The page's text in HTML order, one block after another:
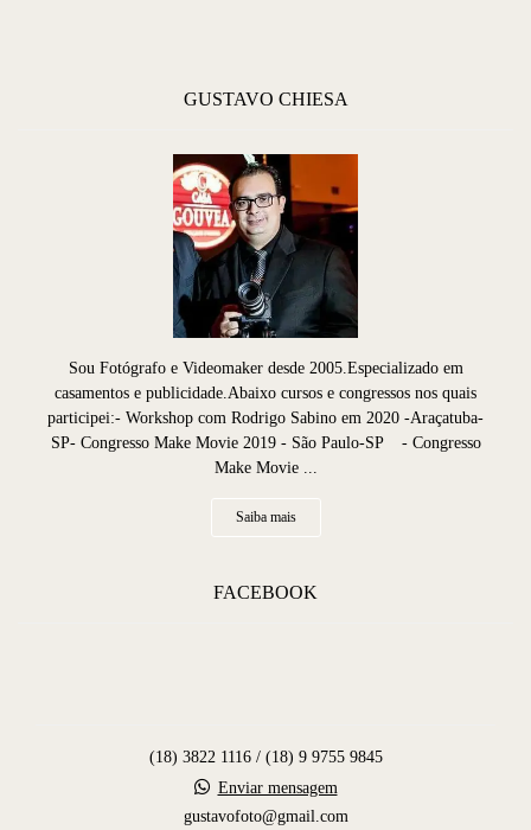
GUSTAVO CHIESA
Sou Fotógrafo e Videomaker desde 2005.Especializado em
casamentos e publicidade.Abaixo cursos e congressos nos quais
participei:- Workshop com Rodrigo Sabino em 2020 -Araçatuba-
SP- Congresso Make Movie 2019 - São Paulo-SP - Congresso
Make Movie ...
Saiba mais
FACEBOOK
(18) 3822 1116 / (18) 9 9755 9845
Enviar mensagem
gustavofoto@gmail.com